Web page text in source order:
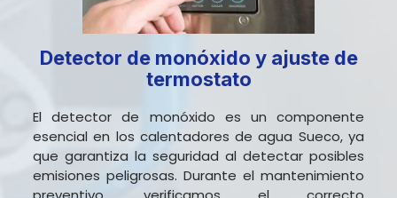
Detector de monóxido y ajuste de
termostato
El detector de monóxido es un componente
esencial en los calentadores de agua Sueco, ya
que garantiza la seguridad al detectar posibles
emisiones peligrosas. Durante el mantenimiento